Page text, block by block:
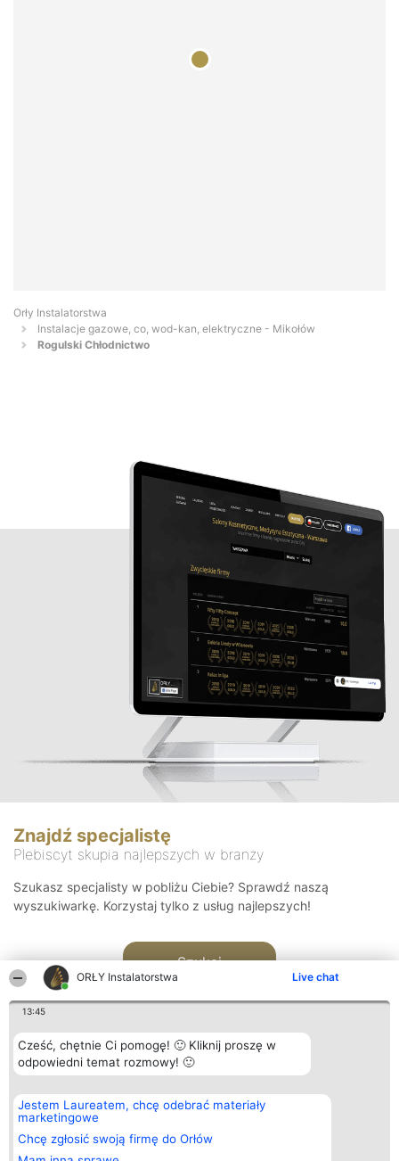
ORŁY Instalatorstwa Live chat
13:45
Cześć, chętnie Ci pomogę! 🙂 Kliknij proszę w
odpowiedni temat rozmowy! 🙂
Jestem Laureatem, chcę odebrać materiały
marketingowe
Chcę zgłosić swoją firmę do Orłów
Orły Instalatorstwa
Instalacje gazowe, co, wod-kan, elektryczne - Mikołów
Rogulski Chłodnictwo
Znajdź specjalistę
Plebiscyt skupia najlepszych w branży
Szukasz specjalisty w pobliżu Ciebie? Sprawdź naszą
wyszukiwarkę. Korzystaj tylko z usług najlepszych!
Szukaj
Organizator plebiscytu
Bright Side Solutions sp. z o.
o. sp. k.
ul. Ruska 22
Wrocław 50-079
Plebiscyt
Laureaci
wszystkich
Laureatów
Kontakt
Kontakt